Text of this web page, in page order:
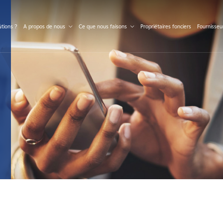
? A propos de nous Ce que nous faisons Propriétaires fonciers